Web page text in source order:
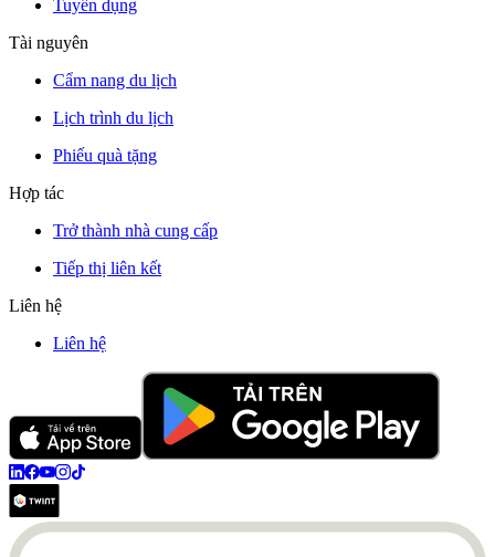
Tuyển dụng
Tài nguyên
Cẩm nang du lịch
Lịch trình du lịch
Phiếu quà tặng
Hợp tác
Trở thành nhà cung cấp
Tiếp thị liên kết
Liên hệ
Liên hệ